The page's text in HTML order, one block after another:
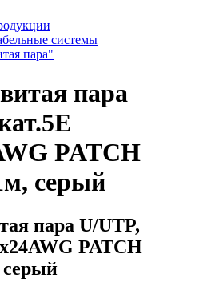
системы
пара"
пара
PATCH
серый
пара U/UTP,
PATCH